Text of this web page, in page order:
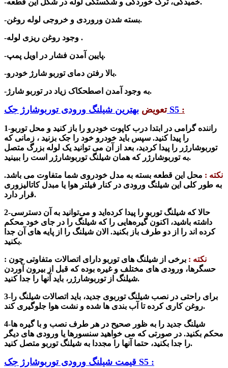
-خمیدگی، ترک خوردگی و شکستگی لوله در شکل این قطعه.
-بسته شدن وروردی و خروجی لوله روغن.
-وجود روغن ریزی لوله .
-پایین آمدن فشار در اویل پمپ.
-بالا رفتن دمای توربو شارژ خودرو.
-به وجود آمدن اصطحکاک زیاد در توربو شارژ.
تعویضبهترین شیلنگ ورودی توربوشارژ جک S5 :
1-راننده گرامی در ابتدا درب کاپوت خودرو را باز کنید و محل توربو
را پیدا کنید. سپس باید خودرو خود را جک بزنید ، زمانی که
توربوشارژر را پیدا کردید، بعد از آن می توانید یک لوله بزرگ متصل
به توربوشارژر که همان شیلنگ توربوشارژر است را ببینید.
نکته : محل این قطعه بسته به مدل خودروی شما متفاوت می باشد.
به طور کلی این شیلنگ ورودی در کنار فیلتر هوا یا مبدل کاتالیزوری
قرار دارد.
2-حالا که شیلنگ توربو را پیدا کرده‌اید و می‌توانید به آن دسترسی
داشته باشید، اکنون گیره‌هایی را که شیلنگ را در جای خود محکم
کرده اند را از دو طرف باز بکنید. الان شیلنگ را از پایه های آن جدا
بکنید.
نکته : برخی از شیلنگ های توربو دارای اتصالات متفاوتی چون :
حسگرها، ورودی های مختلف و غیره بوده که قبل از بیرون آوردن
شیلنگ از توربوشارژر، باید آنها را جدا کنید.
3-برای راحتی در نصب شیلنگ توربوی جدید، باید اتصالات شیلنگ را
روغن کاری کرده تا آب بندی ها شده و نشت هوا جلوگیری کند.
4-شیلنگ جدید را به ظور صحیح در هر طرف نصب و با گیره ها
محکم بکنید. در صورتی که می خواهید سنسورها یا ورودی های دیگر
را جدا بکنید، حتما آنها را مجددا به شیلنگ توربو متصل کنید.
قیم ت شیلنگ ورودی توربوشارژ جک S5 :